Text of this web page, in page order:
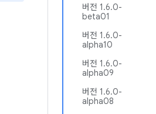
버전 1.6.0-
beta01
버전 1.6.0-
alpha10
버전 1.6.0-
alpha09
버전 1.6.0-
alpha08